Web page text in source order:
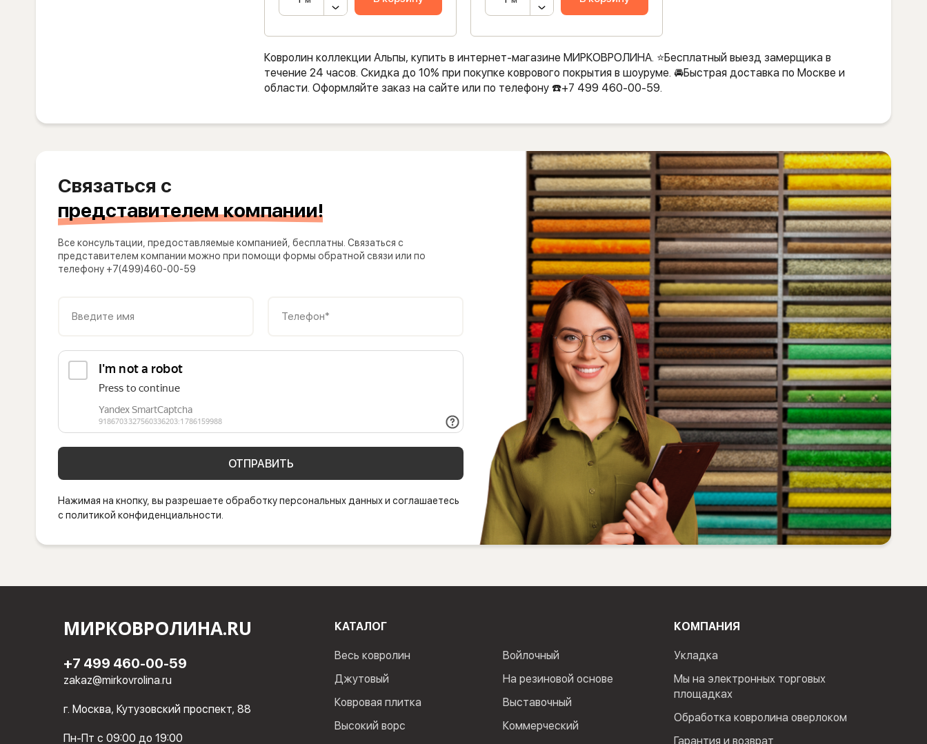
Ковролин коллекции Альпы, купить в интернет-магазине МИРКОВРОЛИНА. ⭐️Бесплатный выезд замерщика в
течение 24 часов. Скидка до 10% при покупке коврового покрытия в шоуруме. 🚘Быстрая доставка по Москве и
области. Оформляйте заказ на сайте или по телефону ☎️+7 499 460-00-59.
Связаться с
представителем компании!
Все консультации, предоставляемые компанией, бесплатны. Связаться с
представителем компании можно при помощи формы обратной связи или по
телефону +7(499)460-00-59
Введите имя Телефон*
ОТПРАВИТЬ
Нажимая на кнопку, вы разрешаете обработку персональных данных и соглашаетесь
с политикой конфиденциальности.
МИРКОВРОЛИНА.RU
+7 499 460-00-59
zakaz@mirkovrolina.ru
г. Москва, Кутузовский проспект, 88
Пн-Пт с 09:00 до 19:00
КАТАЛОГ
Весь ковролин
Джутовый
Ковровая плитка
Высокий ворс
Войлочный
На резиновой основе
Выставочный
Коммерческий
КОМПАНИЯ
Укладка
Мы на электронных торговых
площадках
Обработка ковролина оверлоком
Гарантия и возврат